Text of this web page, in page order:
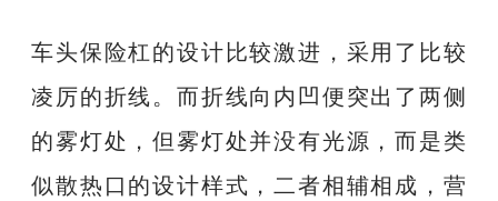
车头保险杠的设计比较激进，采用了比较
凌厉的折线。而折线向内凹便突出了两侧
的雾灯处，但雾灯处并没有光源，而是类
似散热口的设计样式，二者相辅相成，营